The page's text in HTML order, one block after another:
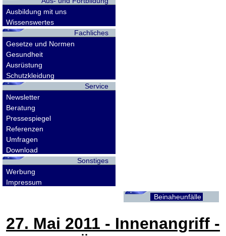
Ausbildung mit uns
Wissenswertes
Fachliches
Gesetze und Normen
Gesundheit
Ausrüstung
Schutzkleidung
Service
Newsletter
Beratung
Pressespiegel
Referenzen
Umfragen
Download
Sonstiges
Werbung
Impressum
Beinaheunfälle
27. Mai 2011 - Innenangriff -